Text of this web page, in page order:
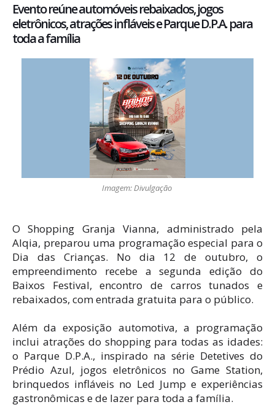
Evento reúne automóveis rebaixados, jogos
eletrônicos, atrações infláveis e Parque D.P.A. para
toda a família
Imagem: Divulgação
O Shopping Granja Vianna, administrado pela
Alqia, preparou uma programação especial para o
Dia das Crianças. No dia 12 de outubro, o
empreendimento recebe a segunda edição do
Baixos Festival, encontro de carros tunados e
rebaixados, com entrada gratuita para o público.
Além da exposição automotiva, a programação
inclui atrações do shopping para todas as idades:
o Parque D.P.A., inspirado na série Detetives do
Prédio Azul, jogos eletrônicos no Game Station,
brinquedos infláveis no Led Jump e experiências
gastronômicas e de lazer para toda a família.